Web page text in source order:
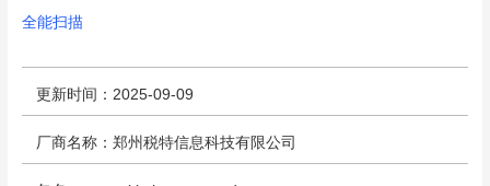
全能扫描
更新时间：2025-09-09
厂商名称：郑州税特信息科技有限公司